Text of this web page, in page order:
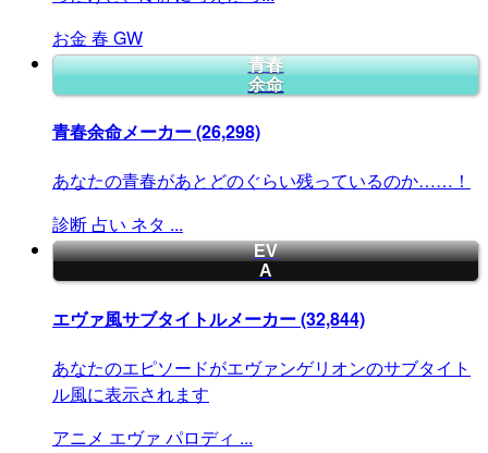
お金 春 GW
青春
余命
青春余命メーカー(26,298)
あなたの青春があとどのぐらい残っているのか……！
診断 占い ネタ ...
EV
A
エヴァ風サブタイトルメーカー(32,844)
あなたのエピソードがエヴァンゲリオンのサブタイト
ル風に表示されます
アニメ エヴァ パロディ ...